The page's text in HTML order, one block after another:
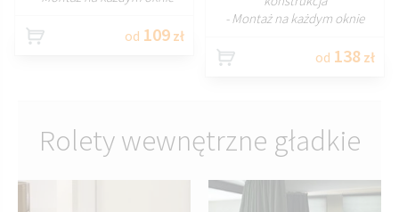
od 109 zł
- Montaż na każdym oknie
od 138 zł
Rolety wewnętrzne gładkie